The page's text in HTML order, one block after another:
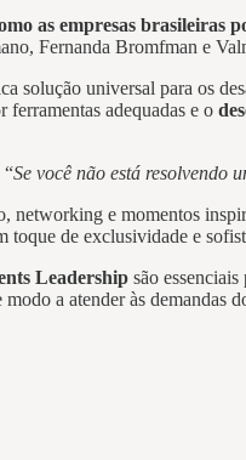
as empresas brasileiras
Fernanda Bromfman e
solução universal para os
ferramentas adequadas e o
“Se você não está resolvendo
e momentos
toque de exclusividade e
Leadership são
modo a atender às demandas